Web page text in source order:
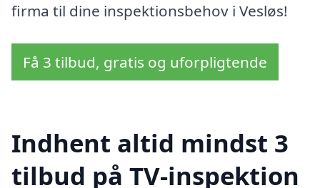
firma til dine inspektionsbehov i Vesløs!
Få 3 tilbud, gratis og uforpligtende
Indhent altid mindst 3
tilbud på TV-inspektion